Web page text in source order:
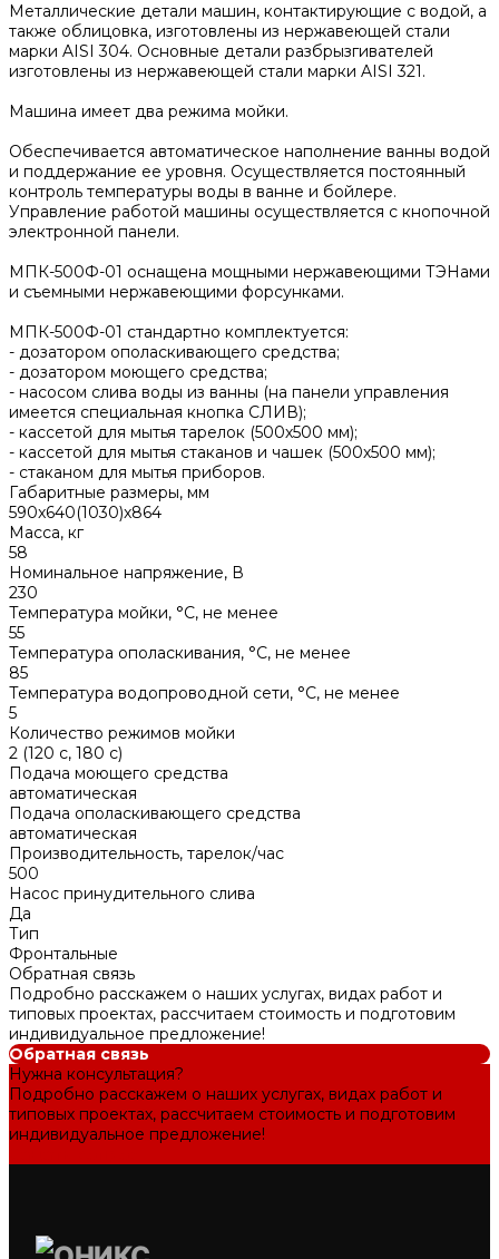
Металлические детали машин, контактирующие с водой, а
также облицовка, изготовлены из нержавеющей стали
марки AISI 304. Основные детали разбрызгивателей
изготовлены из нержавеющей стали марки AISI 321.
Машина имеет два режима мойки.
Обеспечивается автоматическое наполнение ванны водой
и поддержание ее уровня. Осуществляется постоянный
контроль температуры воды в ванне и бойлере.
Управление работой машины осуществляется с кнопочной
электронной панели.
МПК-500Ф-01 оснащена мощными нержавеющими ТЭНами
и съемными нержавеющими форсунками.
МПК-500Ф-01 стандартно комплектуется:
- дозатором ополаскивающего средства;
- дозатором моющего средства;
- насосом слива воды из ванны (на панели управления
имеется специальная кнопка СЛИВ);
- кассетой для мытья тарелок (500х500 мм);
- кассетой для мытья стаканов и чашек (500х500 мм);
- стаканом для мытья приборов.
Габаритные размеры, мм
590x640(1030)x864
Масса, кг
58
Номинальное напряжение, В
230
Температура мойки, °С, не менее
55
Температура ополаскивания, °С, не менее
85
Температура водопроводной сети, °С, не менее
5
Количество режимов мойки
2 (120 с, 180 с)
Подача моющего средства
автоматическая
Подача ополаскивающего средства
автоматическая
Производительность, тарелок/час
500
Насос принудительного слива
Да
Тип
Фронтальные
Обратная связь
Подробно расскажем о наших услугах, видах работ и
типовых проектах, рассчитаем стоимость и подготовим
индивидуальное предложение!
Обратная связь
Нужна консультация?
Подробно расскажем о наших услугах, видах работ и
типовых проектах, рассчитаем стоимость и подготовим
индивидуальное предложение!